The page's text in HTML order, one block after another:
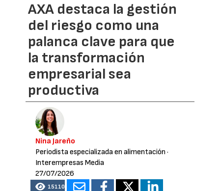
AXA destaca la gestión
del riesgo como una
palanca clave para que
la transformación
empresarial sea
productiva
Nina Jareño
Periodista especializada en alimentación ·
Interempresas Media
27/07/2026
15110